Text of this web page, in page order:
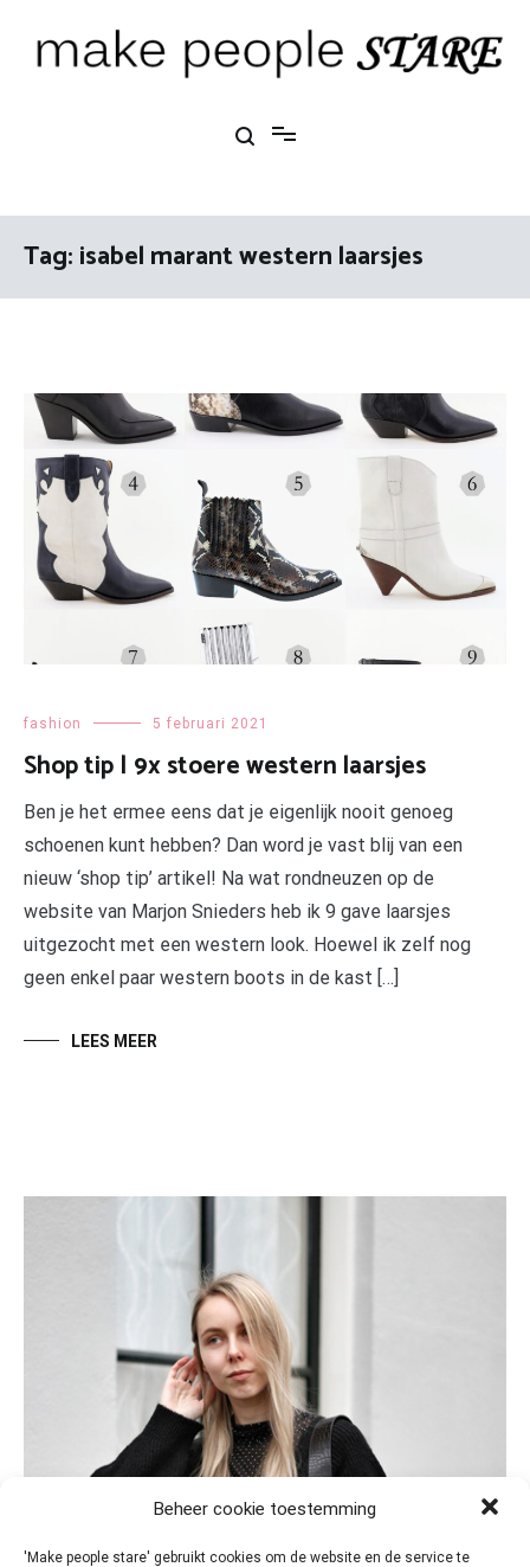
Beheer cookie toestemming
'Make people stare' gebruikt cookies om de website en de service te
Tag:isabel marant western laarsjes
fashion 5 februari 2021
Shop tip | 9x stoere western laarsjes
Ben je het ermee eens dat je eigenlijk nooit genoeg
schoenen kunt hebben? Dan word je vast blij van een
nieuw ‘shop tip’ artikel! Na wat rondneuzen op de
website van Marjon Snieders heb ik 9 gave laarsjes
uitgezocht met een western look. Hoewel ik zelf nog
geen enkel paar western boots in de kast […]
LEES MEER